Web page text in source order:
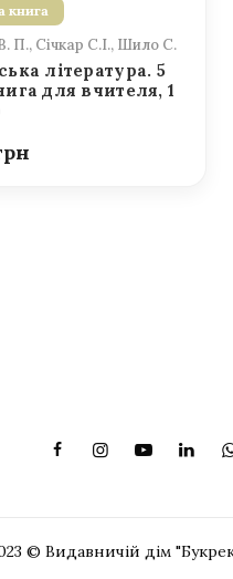
книга
П., Січкар С.І., Шило С.
література. 5
для вчителя, 1
© Видавничій дім